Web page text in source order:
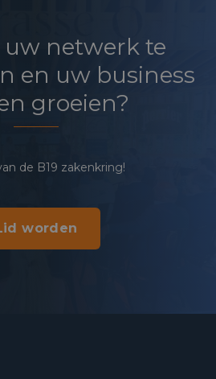
uw netwerk te
en uw business
groeien?
de B19 zakenkring!
worden